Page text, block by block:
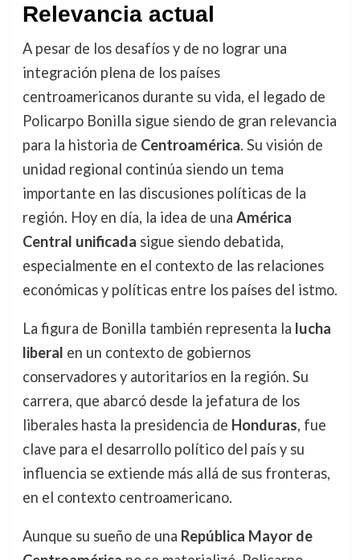
Relevancia actual
A pesar de los desafíos y de no lograr una
integración plena de los países
centroamericanos durante su vida, el legado de
Policarpo Bonilla sigue siendo de gran relevancia
para la historia de Centroamérica. Su visión de
unidad regional continúa siendo un tema
importante en las discusiones políticas de la
región. Hoy en día, la idea de una América
Central unificada sigue siendo debatida,
especialmente en el contexto de las relaciones
económicas y políticas entre los países del istmo.
La figura de Bonilla también representa la lucha
liberal en un contexto de gobiernos
conservadores y autoritarios en la región. Su
carrera, que abarcó desde la jefatura de los
liberales hasta la presidencia de Honduras, fue
clave para el desarrollo político del país y su
influencia se extiende más allá de sus fronteras,
en el contexto centroamericano.
Aunque su sueño de una República Mayor de